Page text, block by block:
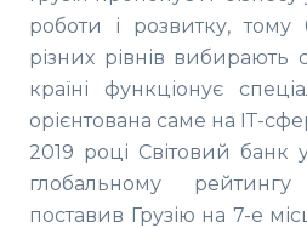
роботи і розвитку, тому
різних рівнів
країні функціонує
орієнтована саме на ІТ-
2019 році Світовий банк
глобальному
поставив Грузію на 7-е